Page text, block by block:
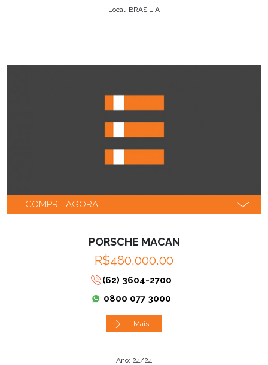
Local: BRASILIA
COMPRE AGORA
PORSCHE MACAN
R$480,000.00
(62) 3604-2700
0800 077 3000
Mais
Ano: 24/24